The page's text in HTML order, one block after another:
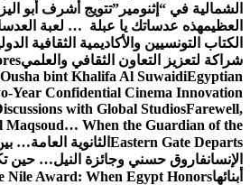
الشمالية في “إثنومير”تتويج أشرف أبو
العظيمهذه عدساتك يا عبلة … لعبة
الكتاب التونسيين والأكاديمية الثقافية
شراكة لتعزيز التعاون الثقافي والعلمي
bint Khalifa Al SuwaidiEgyptian
Year Confidential Cinema Innovation
with Global StudiosFarewell,
Maqsoud… When the Guardian of the
Eastern Gate Departs الثانوية
الإنسانفاروق حسني وجائزة النيل… حين
أبنائهاNile Award: When Egypt Honors